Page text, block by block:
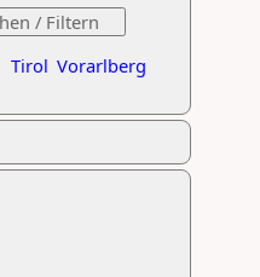
Tirol Vorarlberg